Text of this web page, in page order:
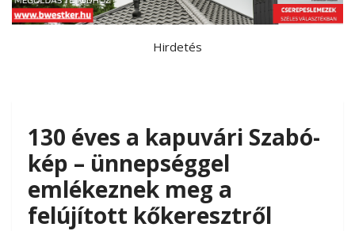
Hirdetés
130 éves a kapuvári Szabó-
kép – ünnepséggel
emlékeznek meg a
felújított kőkeresztről